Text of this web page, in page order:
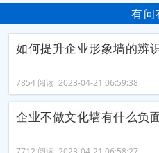
有问
如何提升企业形象墙的辨
7854 阅读 2023-04-21 06:59:38
企业不做文化墙有什么负